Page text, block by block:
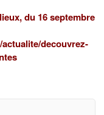
du 16 septembre
decouvrez-